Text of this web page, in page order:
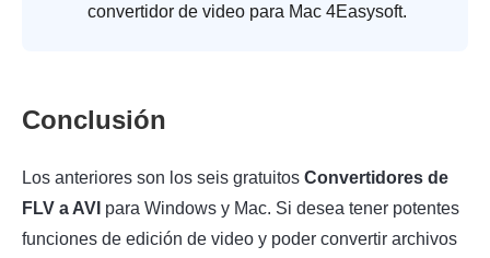
convertidor de video para Mac 4Easysoft.
Conclusión
Los anteriores son los seis gratuitos Convertidores de
FLV a AVI para Windows y Mac. Si desea tener potentes
funciones de edición de video y poder convertir archivos